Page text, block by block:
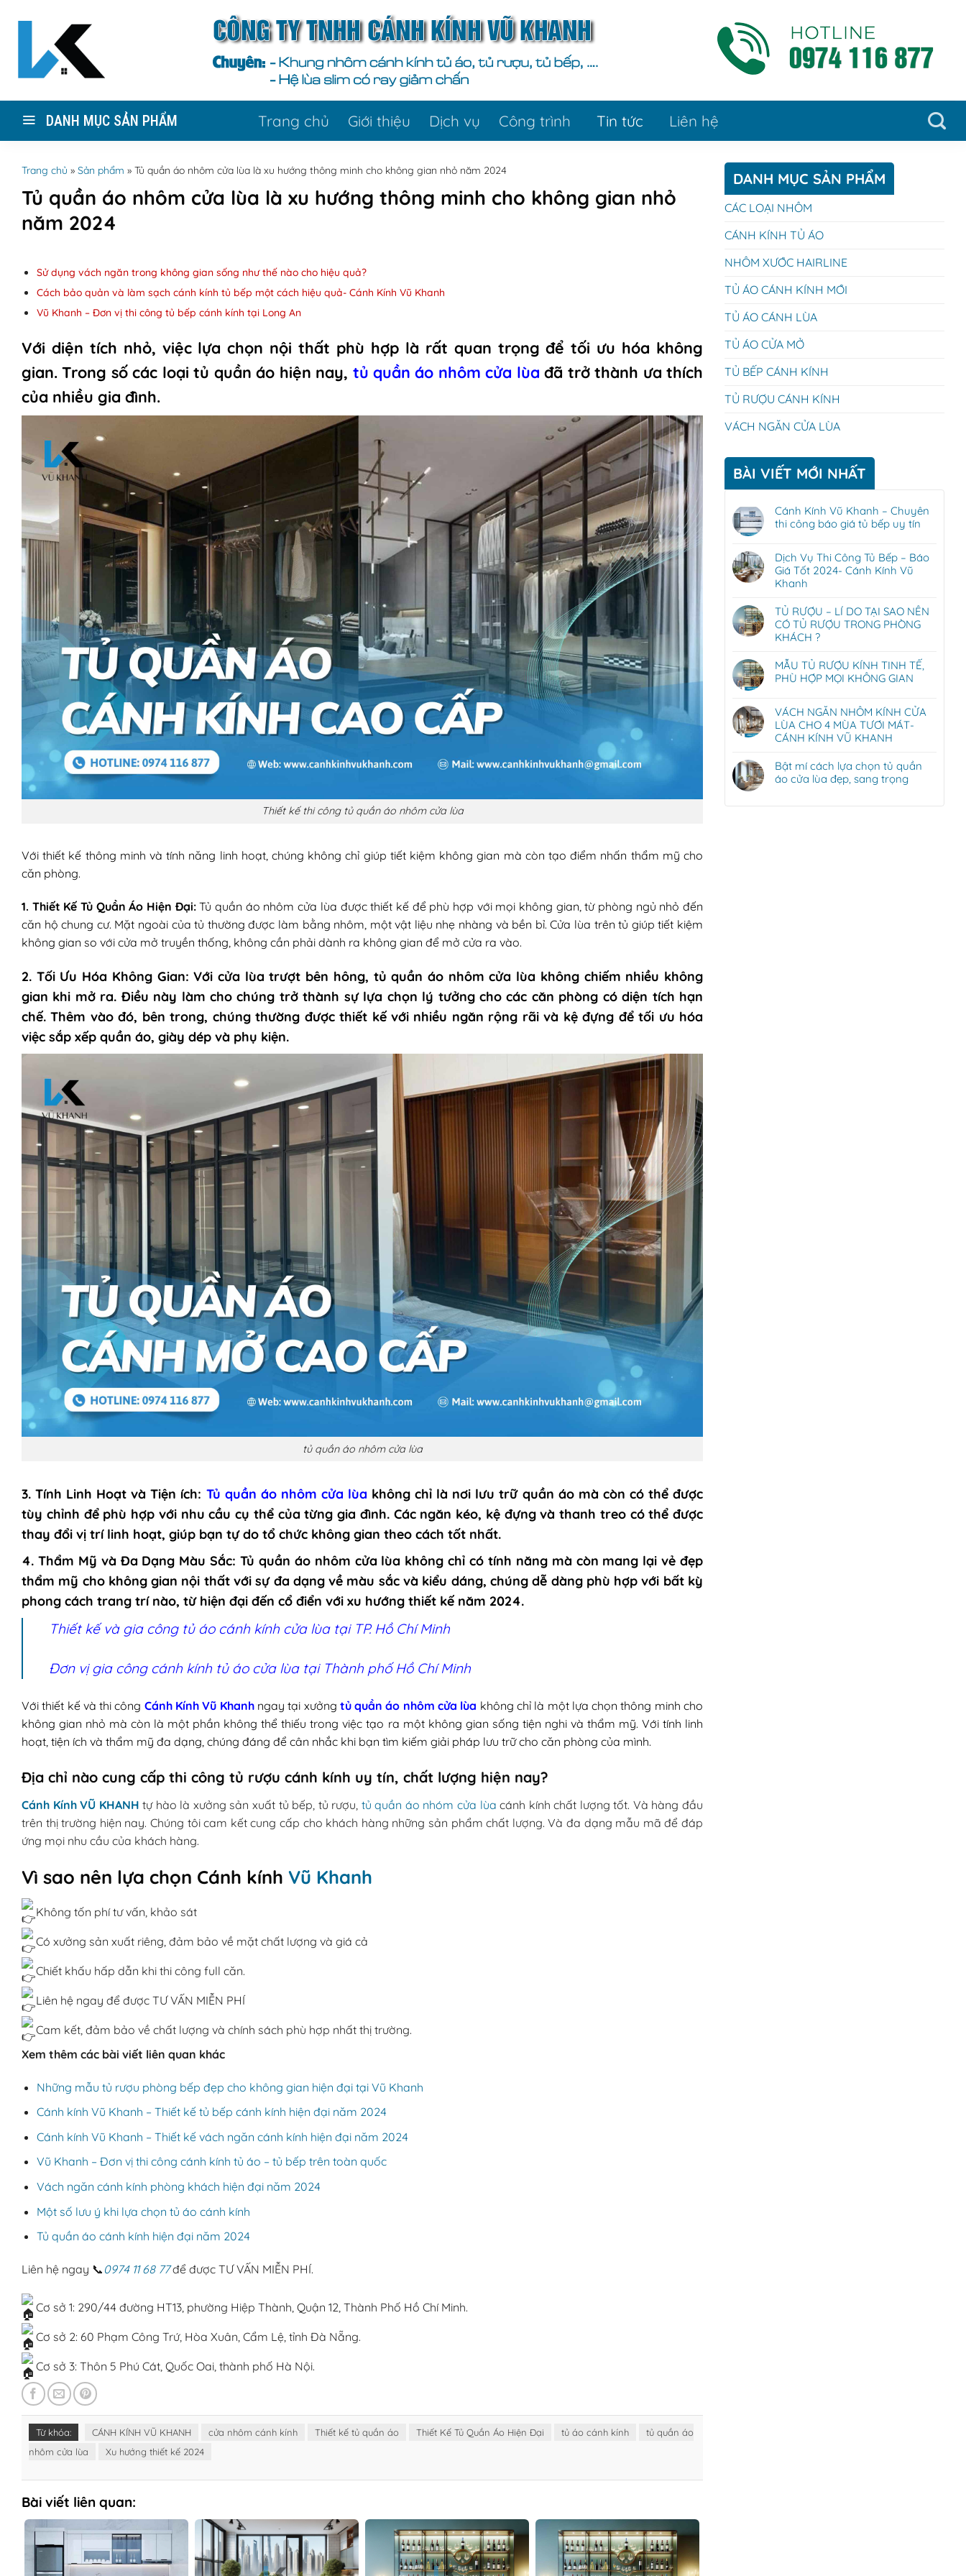
DANH MỤC SẢN PHẨM Trang chủ Giới thiệu Dịch vụ Công trình Tin tức Liên hệ
Trang chủ » Sản phẩm » Tủ quần áo nhôm cửa lùa là xu hướng thông minh cho không gian nhỏ năm 2024
Tủ quần áo nhôm cửa lùa là xu hướng thông minh cho không gian nhỏ
năm 2024
Sử dụng vách ngăn trong không gian sống như thế nào cho hiệu quả?
Cách bảo quản và làm sạch cánh kính tủ bếp một cách hiệu quả- Cánh Kính Vũ Khanh
Vũ Khanh – Đơn vị thi công tủ bếp cánh kính tại Long An
Với diện tích nhỏ, việc lựa chọn nội thất phù hợp là rất quan trọng để tối ưu hóa không
gian. Trong số các loại tủ quần áo hiện nay, tủ quần áo nhôm cửa lùa đã trở thành ưa thích
của nhiều gia đình.
Thiết kế thi công tủ quần áo nhôm cửa lùa
Với thiết kế thông minh và tính năng linh hoạt, chúng không chỉ giúp tiết kiệm không gian mà còn tạo điểm nhấn thẩm mỹ cho
căn phòng.
1. Thiết Kế Tủ Quần Áo Hiện Đại:Tủ quần áo nhôm cửa lùa được thiết kế để phù hợp với mọi không gian, từ phòng ngủ nhỏ đến
căn hộ chung cư. Mặt ngoài của tủ thường được làm bằng nhôm, một vật liệu nhẹ nhàng và bền bỉ. Cửa lùa trên tủ giúp tiết kiệm
không gian so với cửa mở truyền thống, không cần phải dành ra không gian để mở cửa ra vào.
2. Tối Ưu Hóa Không Gian: Với cửa lùa trượt bên hông, tủ quần áo nhôm cửa lùa không chiếm nhiều không
gian khi mở ra. Điều này làm cho chúng trở thành sự lựa chọn lý tưởng cho các căn phòng có diện tích hạn
chế. Thêm vào đó, bên trong, chúng thường được thiết kế với nhiều ngăn rộng rãi và kệ đựng để tối ưu hóa
việc sắp xếp quần áo, giày dép và phụ kiện.
tủ quần áo nhôm cửa lùa
3. Tính Linh Hoạt và Tiện ích: Tủ quần áo nhôm cửa lùa không chỉ là nơi lưu trữ quần áo mà còn có thể được
tùy chỉnh để phù hợp với nhu cầu cụ thể của từng gia đình. Các ngăn kéo, kệ đựng và thanh treo có thể được
thay đổi vị trí linh hoạt, giúp bạn tự do tổ chức không gian theo cách tốt nhất.
4. Thẩm Mỹ và Đa Dạng Màu Sắc: Tủ quần áo nhôm cửa lùa không chỉ có tính năng mà còn mang lại vẻ đẹp
thẩm mỹ cho không gian nội thất với sự đa dạng về màu sắc và kiểu dáng, chúng dễ dàng phù hợp với bất kỳ
phong cách trang trí nào, từ hiện đại đến cổ điển với xu hướng thiết kế năm 2024.
Thiết kế và gia công tủ áo cánh kính cửa lùa tại TP. Hồ Chí Minh
Đơn vị gia công cánh kính tủ áo cửa lùa tại Thành phố Hồ Chí Minh
Với thiết kế và thi công Cánh Kính Vũ Khanhngay tại xưởng tủ quần áo nhôm cửa lùa không chỉ là một lựa chọn thông minh cho
không gian nhỏ mà còn là một phần không thể thiếu trong việc tạo ra một không gian sống tiện nghi và thẩm mỹ. Với tính linh
hoạt, tiện ích và thẩm mỹ đa dạng, chúng đáng để cân nhắc khi bạn tìm kiếm giải pháp lưu trữ cho căn phòng của mình.
Địa chỉ nào cung cấp thi công tủ rượu cánh kính uy tín, chất lượng hiện nay?
Cánh Kính VŨ KHANHtự hào là xưởng sản xuất tủ bếp, tủ rượu, tủ quần áo nhóm cửa lùa cánh kính chất lượng tốt. Và hàng đầu
trên thị trường hiện nay. Chúng tôi cam kết cung cấp cho khách hàng những sản phẩm chất lượng. Và đa dạng mẫu mã để đáp
ứng mọi nhu cầu của khách hàng.
Vì sao nên lựa chọn Cánh kính Vũ Khanh
Không tốn phí tư vấn, khảo sát
Có xưởng sản xuất riêng, đảm bảo về mặt chất lượng và giá cả
Chiết khấu hấp dẫn khi thi công full căn.
Liên hệ ngay để được TƯ VẤN MIỄN PHÍ
Cam kết, đảm bảo về chất lượng và chính sách phù hợp nhất thị trường.
Xem thêm các bài viết liên quan khác
Những mẫu tủ rượu phòng bếp đẹp cho không gian hiện đại tại Vũ Khanh
Cánh kính Vũ Khanh – Thiết kế tủ bếp cánh kính hiện đại năm 2024
Cánh kính Vũ Khanh – Thiết kế vách ngăn cánh kính hiện đại năm 2024
Vũ Khanh – Đơn vị thi công cánh kính tủ áo – tủ bếp trên toàn quốc
Vách ngăn cánh kính phòng khách hiện đại năm 2024
Một số lưu ý khi lựa chọn tủ áo cánh kính
Tủ quần áo cánh kính hiện đại năm 2024
Liên hệ ngay 📞 0974 11 68 77để được TƯ VẤN MIỄN PHÍ.
Cơ sở 1: 290/44 đường HT13, phường Hiệp Thành, Quận 12, Thành Phố Hồ Chí Minh.
Cơ sở 2: 60 Phạm Công Trứ, Hòa Xuân, Cẩm Lệ, tỉnh Đà Nẵng.
Cơ sở 3: Thôn 5 Phú Cát, Quốc Oai, thành phố Hà Nội.
Từ khóa: CÁNH KÍNH VŨ KHANH cửa nhôm cánh kính Thiết kế tủ quần áo Thiết Kế Tủ Quần Áo Hiện Đại tủ áo cánh kính
tủ quần áo
nhôm cửa lùa
Xu hướng thiết kế 2024
Bài viết liên quan:
DANH MỤC SẢN PHẨM
CÁC LOẠI NHÔM
CÁNH KÍNH TỦ ÁO
NHÔM XƯỚC HAIRLINE
TỦ ÁO CÁNH KÍNH MỚI
TỦ ÁO CÁNH LÙA
TỦ ÁO CỬA MỞ
TỦ BẾP CÁNH KÍNH
TỦ RƯỢU CÁNH KÍNH
VÁCH NGĂN CỬA LÙA
BÀI VIẾT MỚI NHẤT
Cánh Kính Vũ Khanh – Chuyên
thi công báo giá tủ bếp uy tín
Dịch Vụ Thi Công Tủ Bếp – Báo
Giá Tốt 2024- Cánh Kính Vũ
Khanh
TỦ RƯỢU – LÍ DO TẠI SAO NÊN
CÓ TỦ RƯỢU TRONG PHÒNG
KHÁCH ?
MẪU TỦ RƯỢU KÍNH TINH TẾ,
PHÙ HỢP MỌI KHÔNG GIAN
VÁCH NGĂN NHÔM KÍNH CỬA
LÙA CHO 4 MÙA TƯƠI MÁT-
CÁNH KÍNH VŨ KHANH
Bật mí cách lựa chọn tủ quần
áo cửa lùa đẹp, sang trọng